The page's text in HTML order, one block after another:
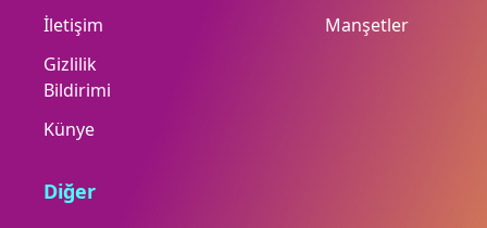
İletişim
Gizlilik
Bildirimi
Künye
Manşetler
Diğer